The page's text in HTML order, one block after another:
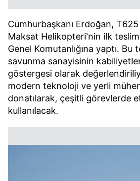
Cumhurbaşkanı Erdoğan, T625
Maksat Helikopteri'nin ilk
Genel Komutanlığına yaptı. Bu
savunma sanayisinin
göstergesi olarak
modern teknoloji ve yerli
donatılarak, çeşitli görevlerde
kullanılacak.